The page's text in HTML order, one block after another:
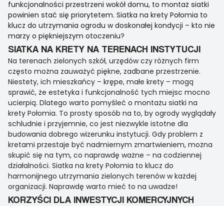
funkcjonalności przestrzeni wokół domu, to montaż siatki
powinien stać się priorytetem. Siatka na krety Połomia to
klucz do utrzymania ogrodu w doskonałej kondycji – kto nie
marzy o piękniejszym otoczeniu?
SIATKA NA KRETY NA TERENACH INSTYTUCJI
Na terenach zielonych szkół, urzędów czy różnych firm
często można zauważyć piękne, zadbane przestrzenie.
Niestety, ich mieszkańcy – krępe, małe krety – mogą
sprawić, że estetyka i funkcjonalność tych miejsc mocno
ucierpią. Dlatego warto pomyśleć o montażu siatki na
krety Połomia. To prosty sposób na to, by ogrody wyglądały
schludnie i przyjemnie, co jest niezwykle istotne dla
budowania dobrego wizerunku instytucji. Gdy problem z
kretami przestaje być nadmiernym zmartwieniem, można
skupić się na tym, co naprawdę ważne – na codziennej
działalności. Siatka na krety Połomia to klucz do
harmonijnego utrzymania zielonych terenów w każdej
organizacji. Naprawdę warto mieć to na uwadze!
KORZYŚCI DLA INWESTYCJI KOMERCYJNYCH